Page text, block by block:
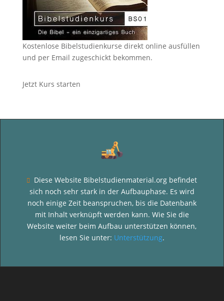
Kostenlose Bibelstudienkurse direkt online ausfüllen
und per Email zugeschickt bekommen.
Jetzt Kurs starten

Diese Website Bibelstudienmaterial.org befindet
sich noch sehr stark in der Aufbauphase. Es wird
noch einige Zeit beanspruchen, bis die Datenbank
mit Inhalt verknüpft werden kann. Wie Sie die
Website weiter beim Aufbau unterstützen können,
lesen Sie unter: Unterstützung.